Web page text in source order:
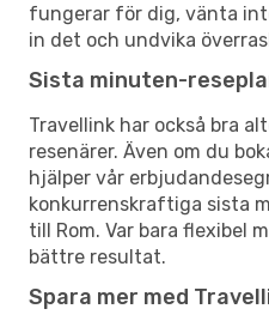
fungerar för dig, vänta
in det och undvika
Sista minuten-
Travellink har också bra
resenärer. Även om du
hjälper vår
konkurrenskraftiga sista
till Rom. Var bara flexibel
bättre resultat.
Spara mer med